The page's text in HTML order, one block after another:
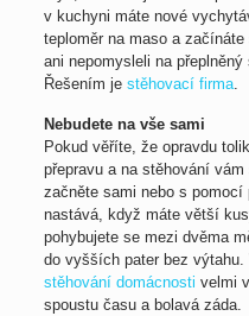
v kuchyni máte nové
teploměr na maso a
ani nepomysleli na
Řešením je stěhovací firma.
Nebudete na vše sami
Pokud věříte, že opravdu
přepravu a na stěhování
začněte sami nebo s pomocí
nastává, když máte větší
pohybujete se mezi dvěma
do vyšších pater bez
stěhování domácnosti velmi
spoustu času a bolavá záda.